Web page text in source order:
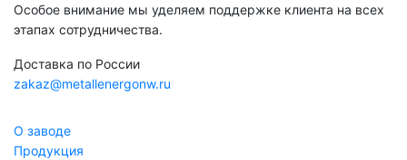
Особое внимание мы уделяем поддержке клиента на всех
этапах сотрудничества.
Доставка по России
zakaz@metallenergonw.ru
О заводе
Продукция